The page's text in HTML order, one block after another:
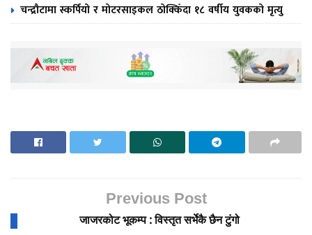
चन्द्रौटामा स्कर्पियो र मोटरसाइकल ठोक्किँदा १८ वर्षीय युवकको मृत्यु
Previous Post
जाजरकोट भूकम्प : विस्तृत सर्भेकै छैन टुंगो